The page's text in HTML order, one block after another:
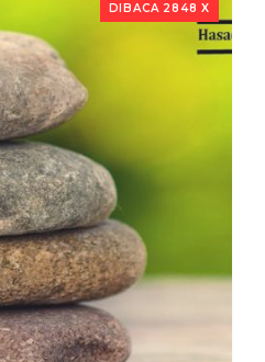
DIBACA 2848 X